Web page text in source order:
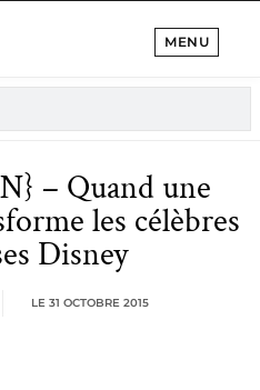
MENU
– Quand une
les célèbres
Disney
LE 31 OCTOBRE 2015